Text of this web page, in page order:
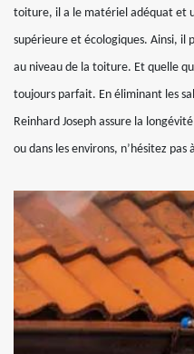
toiture, il a le matériel adéquat et
supérieure et écologiques. Ainsi, il
au niveau de la toiture. Et quelle
toujours parfait. En éliminant les
Reinhard Joseph assure la
ou dans les environs, n’hésitez pas